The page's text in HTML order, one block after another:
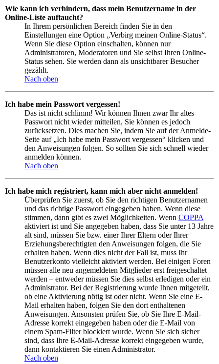
Wie kann ich verhindern, dass mein Benutzername in der
Online-Liste auftaucht?
In Ihrem persönlichen Bereich finden Sie in den
Einstellungen eine Option „Verbirg meinen Online-Status“.
Wenn Sie diese Option einschalten, können nur
Administratoren, Moderatoren und Sie selbst Ihren Online-
Status sehen. Sie werden dann als unsichtbarer Besucher
gezählt.
Nach oben
Ich habe mein Passwort vergessen!
Das ist nicht schlimm! Wir können Ihnen zwar Ihr altes
Passwort nicht wieder mitteilen, Sie können es jedoch
zurücksetzen. Dies machen Sie, indem Sie auf der Anmelde-
Seite auf „Ich habe mein Passwort vergessen“ klicken und
den Anweisungen folgen. So sollten Sie sich schnell wieder
anmelden können.
Nach oben
Ich habe mich registriert, kann mich aber nicht anmelden!
Überprüfen Sie zuerst, ob Sie den richtigen Benutzernamen
und das richtige Passwort eingegeben haben. Wenn diese
stimmen, dann gibt es zwei Möglichkeiten. Wenn COPPA
aktiviert ist und Sie angegeben haben, dass Sie unter 13 Jahre
alt sind, müssen Sie bzw. einer Ihrer Eltern oder Ihrer
Erziehungsberechtigten den Anweisungen folgen, die Sie
erhalten haben. Wenn dies nicht der Fall ist, muss Ihr
Benutzerkonto vielleicht aktiviert werden. Bei einigen Foren
müssen alle neu angemeldeten Mitglieder erst freigeschaltet
werden – entweder müssen Sie dies selbst erledigen oder ein
Administrator. Bei der Registrierung wurde Ihnen mitgeteilt,
ob eine Aktivierung nötig ist oder nicht. Wenn Sie eine E-
Mail erhalten haben, folgen Sie den dort enthaltenen
Anweisungen. Ansonsten prüfen Sie, ob Sie Ihre E-Mail-
Adresse korrekt eingegeben haben oder die E-Mail von
einem Spam-Filter blockiert wurde. Wenn Sie sich sicher
sind, dass Ihre E-Mail-Adresse korrekt eingegeben wurde,
dann kontaktieren Sie einen Administrator.
Nach oben